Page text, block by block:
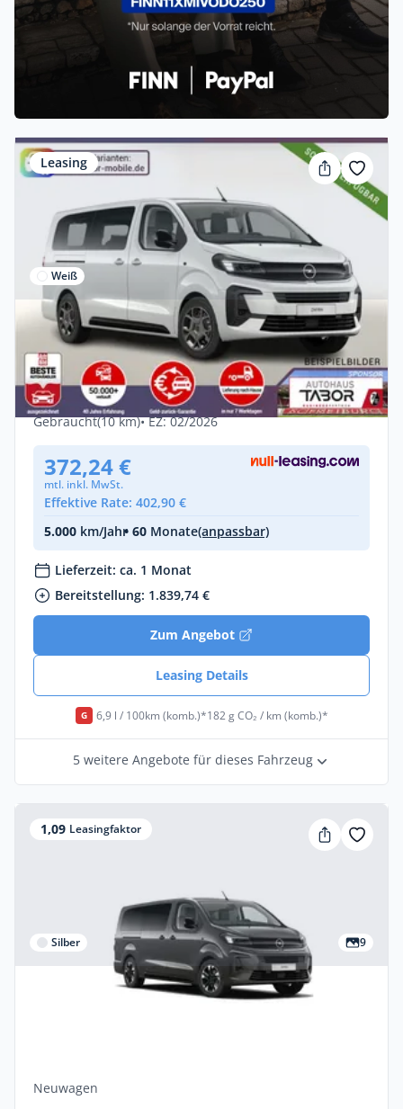
Leasing
Weiß
Privat & Gewerbe
Opel Zafira 2.2 D 180 AT8 XL Edition LED
UVP-24%*
Diesel • Automatik •
179 PS (132 kW)
Gebraucht(10 km)• EZ: 02/2026
372,24 €
mtl. inkl. MwSt.
Effektive Rate: 402,90 €
5.000 km/Jahr• 60 Monate(anpassbar)
Lieferzeit: ca. 1 Monat
Bereitstellung: 1.839,74 €
Zum Angebot
Leasing Details
G 6,9 l / 100km (komb.)*182 g CO₂ / km (komb.)*
5 weitere Angebote für dieses Fahrzeug
1,09 Leasingfaktor
Silber 9
Neuwagen